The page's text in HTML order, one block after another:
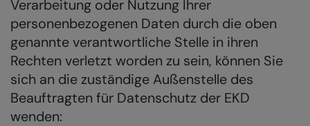
Verarbeitung oder Nutzung Ihrer
personenbezogenen Daten durch die oben
genannte verantwortliche Stelle in ihren
Rechten verletzt worden zu sein, können Sie
sich an die zuständige Außenstelle des
Beauftragten für Datenschutz der EKD
wenden: